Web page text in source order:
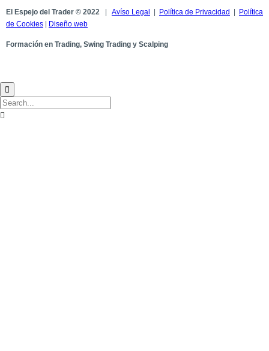
El Espejo del Trader © 2022 Avíso Legal Política de Privacidad
Política
de Cookies
Diseño web
Formación en Trading, Swing Trading y Scalping

